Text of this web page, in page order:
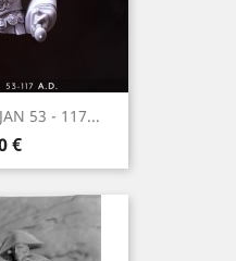
53 - 117...
€